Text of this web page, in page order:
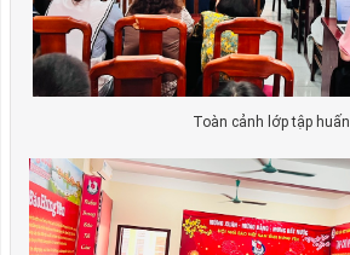
Toàn cảnh lớp tập huấn